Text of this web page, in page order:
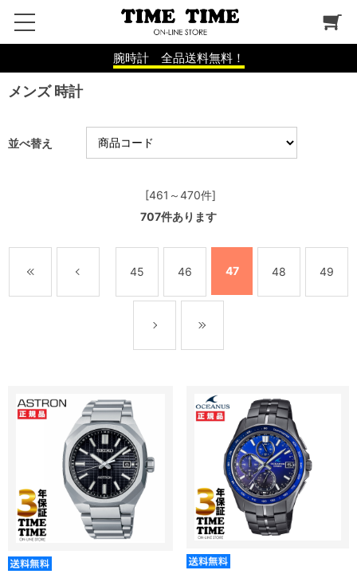
腕時計 全品送料無料！
メンズ 時計
並べ替え
[461～470件]
707件あります
45 46 47 48 49